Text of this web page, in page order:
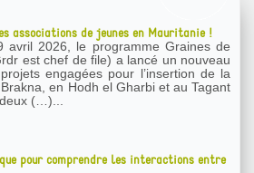
associations de jeunes en Mauritanie !
avril 2026, le programme Graines de
est chef de file) a lancé un nouveau
engagées pour l’insertion de la
en Hodh el Gharbi et au Tagant
(…)...
pour comprendre les interactions entre